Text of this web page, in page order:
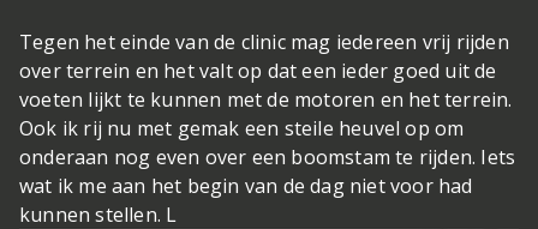
Tegen het einde van de clinic mag iedereen vrij rijden
over terrein en het valt op dat een ieder goed uit de
voeten lijkt te kunnen met de motoren en het terrein.
Ook ik rij nu met gemak een steile heuvel op om
onderaan nog even over een boomstam te rijden. Iets
wat ik me aan het begin van de dag niet voor had
kunnen stellen. L